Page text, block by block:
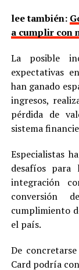
lee también:
a cumplir con
La posible
expectativas
han ganado
ingresos,
pérdida de
sistema
Especialistas
desafíos para
integración
conversión
cumplimiento
el país.
De
Card podría